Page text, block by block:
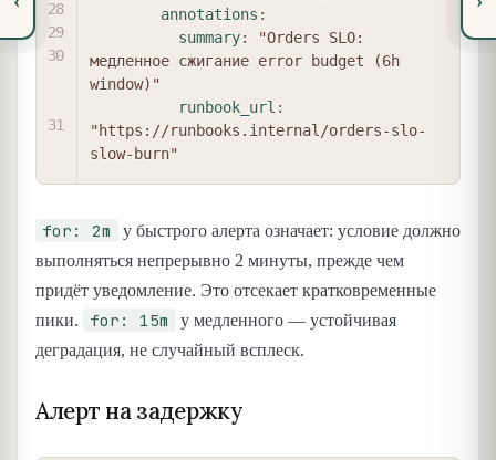
annotations :
summary:
"Orders SLO:
медленное сжигание error budget (6h
window)"
runbook_url :
"https://runbooks.internal/orders-slo-
slow-burn"
for: 2m
у быстрого алерта означает: условие должно
выполняться непрерывно 2 минуты, прежде чем
придёт уведомление. Это отсекает кратковременные
пики.
for: 15m
у медленного — устойчивая
деградация, не случайный всплеск.
Алерт на задержку